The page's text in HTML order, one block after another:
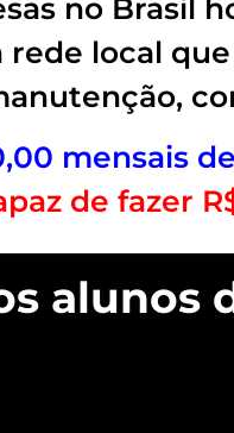
no Brasil
local
mensais
de fazer
alunos